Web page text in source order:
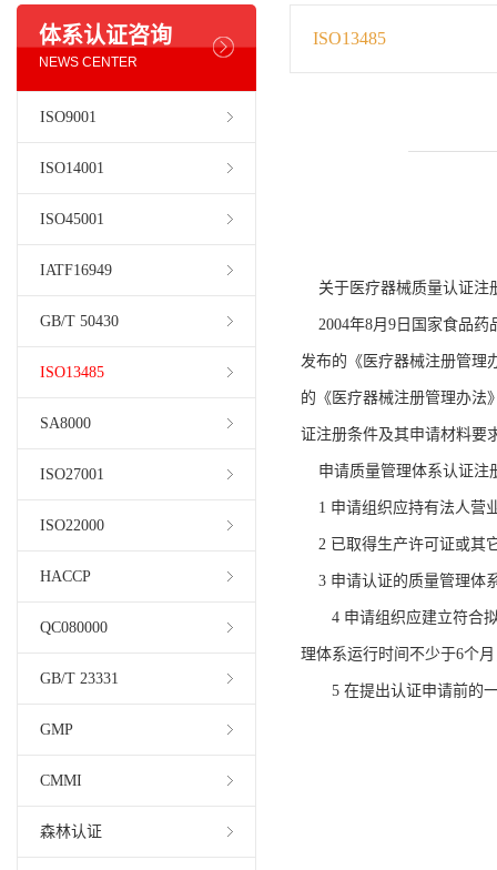
体系认证咨询
NEWS CENTER
ISO9001
ISO14001
ISO45001
IATF16949
GB/T 50430
ISO13485
SA8000
ISO27001
ISO22000
HACCP
QC080000
GB/T 23331
GMP
CMMI
森林认证
ISO13485
关于 医疗器械质量认证
2004年8月9日国家食品
发布的《医疗器械注册管理
的《医疗器械注册管理办法
证注册条件及其申请材料要
申请质量管理体系认证注
1 申请组织应持有法人营
2 已取得生产许可证或其
3 申请认证的质量管理体
4 申请组织应建立符合拟
理体系运行时间不少于6个
5 在提出认证申请前的一